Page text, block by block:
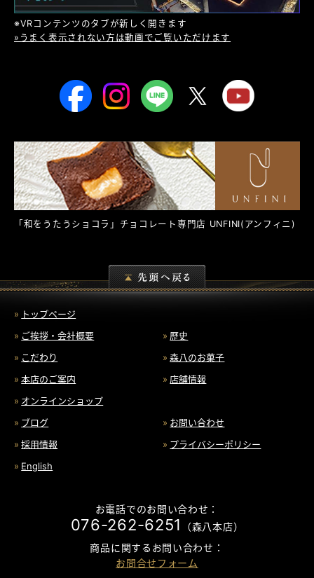
※VRコンテンツのタブが新しく開きます
»うまく表示されない方は動画でご覧いただけます
「和をうたうショコラ」チョコレート専門店 UNFINI(アンフィニ)
トップページ
ご挨拶・会社概要
歴史
こだわり
森八のお菓子
本店のご案内
店舗情報
オンラインショップ
ブログ
お問い合わせ
採用情報
プライバシーポリシー
English
お電話でのお問い合わせ：
076-262-6251
（森八本店）
商品に関するお問い合わせ：
お問合せフォーム